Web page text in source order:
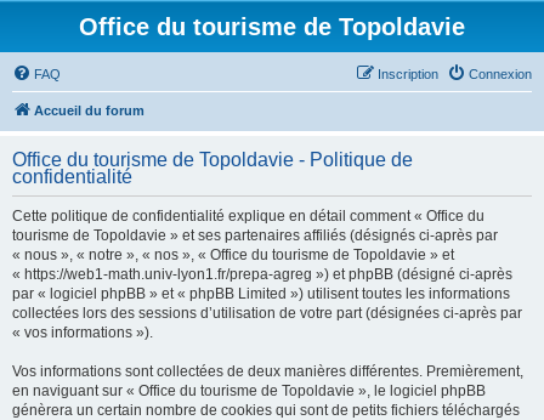
Office du tourisme de Topoldavie
FAQ Connexion
Inscription
Accueil du forum
Office du tourisme de Topoldavie - Politique de
confidentialité
Cette politique de confidentialité explique en détail comment « Office du
tourisme de Topoldavie » et ses partenaires affiliés (désignés ci-après par
« nous », « notre », « nos », « Office du tourisme de Topoldavie » et
« https://web1-math.univ-lyon1.fr/prepa-agreg ») et phpBB (désigné ci-après
par « logiciel phpBB » et « phpBB Limited ») utilisent toutes les informations
collectées lors des sessions d’utilisation de votre part (désignées ci-après par
« vos informations »).
Vos informations sont collectées de deux manières différentes. Premièrement,
en naviguant sur « Office du tourisme de Topoldavie », le logiciel phpBB
génèrera un certain nombre de cookies qui sont de petits fichiers téléchargés